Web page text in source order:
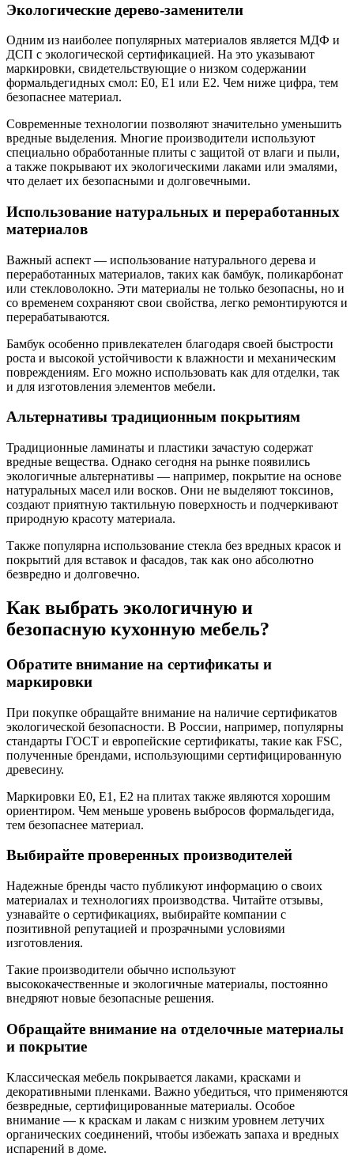
Экологические дерево-заменители
Одним из наиболее популярных материалов является МДФ и
ДСП с экологической сертификацией. На это указывают
маркировки, свидетельствующие о низком содержании
формальдегидных смол: E0, E1 или E2. Чем ниже цифра, тем
безопаснее материал.
Современные технологии позволяют значительно уменьшить
вредные выделения. Многие производители используют
специально обработанные плиты с защитой от влаги и пыли,
а также покрывают их экологическими лаками или эмалями,
что делает их безопасными и долговечными.
Использование натуральных и переработанных
материалов
Важный аспект — использование натурального дерева и
переработанных материалов, таких как бамбук, поликарбонат
или стекловолокно. Эти материалы не только безопасны, но и
со временем сохраняют свои свойства, легко ремонтируются и
перерабатываются.
Бамбук особенно привлекателен благодаря своей быстрости
роста и высокой устойчивости к влажности и механическим
повреждениям. Его можно использовать как для отделки, так
и для изготовления элементов мебели.
Альтернативы традиционным покрытиям
Традиционные ламинаты и пластики зачастую содержат
вредные вещества. Однако сегодня на рынке появились
экологичные альтернативы — например, покрытие на основе
натуральных масел или восков. Они не выделяют токсинов,
создают приятную тактильную поверхность и подчеркивают
природную красоту материала.
Также популярна использование стекла без вредных красок и
покрытий для вставок и фасадов, так как оно абсолютно
безвредно и долговечно.
Как выбрать экологичную и
безопасную кухонную мебель?
Обратите внимание на сертификаты и
маркировки
При покупке обращайте внимание на наличие сертификатов
экологической безопасности. В России, например, популярны
стандарты ГОСТ и европейские сертификаты, такие как FSC,
полученные брендами, использующими сертифицированную
древесину.
Маркировки E0, E1, E2 на плитах также являются хорошим
ориентиром. Чем меньше уровень выбросов формальдегида,
тем безопаснее материал.
Выбирайте проверенных производителей
Надежные бренды часто публикуют информацию о своих
материалах и технологиях производства. Читайте отзывы,
узнавайте о сертификациях, выбирайте компании с
позитивной репутацией и прозрачными условиями
изготовления.
Такие производители обычно используют
высококачественные и экологичные материалы, постоянно
внедряют новые безопасные решения.
Обращайте внимание на отделочные материалы
и покрытие
Классическая мебель покрывается лаками, красками и
декоративными пленками. Важно убедиться, что применяются
безвредные, сертифицированные материалы. Особое
внимание — к краскам и лакам с низким уровнем летучих
органических соединений, чтобы избежать запаха и вредных
испарений в доме.